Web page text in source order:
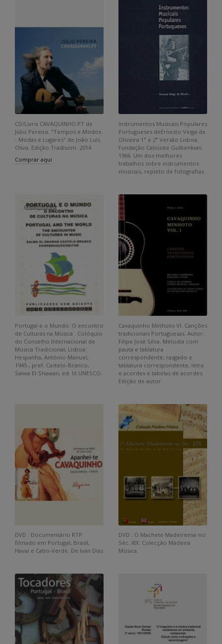
CD/Livro CAVAQUINHO.PT de
Júlio Pereira. "Tempos e Modos
- Modas e Lugares" de João Luís
Oliva. Edição Tradisom. 2014.
Comprar aqui
Instrumentos Musicais Populares
Portugueses deErnesto Veiga de
Oliveira 1ª e 2ª Versão Lisboa.
Fundação Calouste Gulbenkian.
1966. Um dos melhores
trabalhos sobre instrumentos
musicais, repleto de fotografias.
Portugal e o Mundo: O encontro
de Culturas na Música . Colóquio
do Conselho Internacional de
Música Tradicional, Lisboa:
Hespanha, António Manuel,
1945-, pref. Castelo-Branco,
Salwa El-Shawan, ed. lit.UNESCO.
Cavaquinho Minhoto VI. Canções
tradicionais Portuguesas. Autor:
Filipe José Silva. Melodia com
pauta e tablatura
correspondente, rasgado e
tablatura correspondente, letra
e acordes e tabelas de acordes.
Edição de autor.
DVD . Documentário RTP
filmado em Portugal, Brasil,
Havai e Cabo-Verde. De Ivan Dias
DVD . O Machete Madeirense no
Séc. XIX. Colecção Madeira
Música.